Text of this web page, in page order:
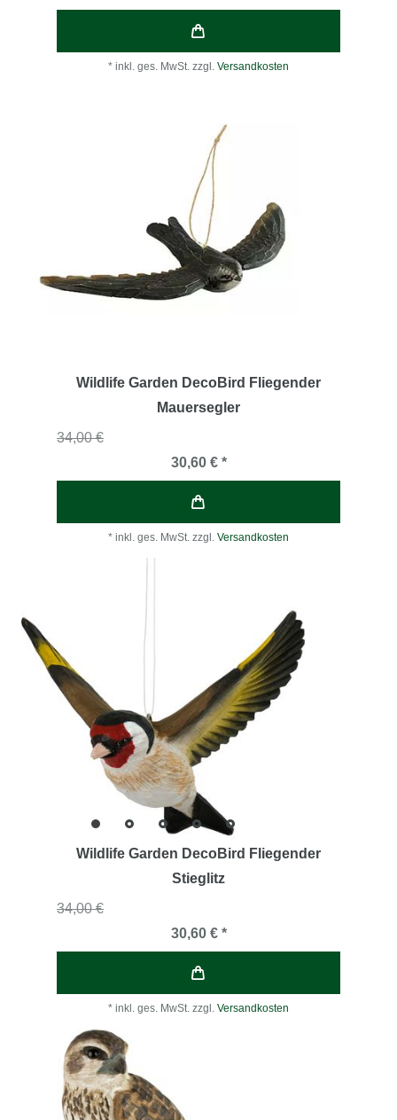
* inkl. ges. MwSt. zzgl. Versandkosten
Wildlife Garden DecoBird Fliegender
Mauersegler
34,00 €
30,60 € *
* inkl. ges. MwSt. zzgl. Versandkosten
Wildlife Garden DecoBird Fliegender
Stieglitz
34,00 €
30,60 € *
* inkl. ges. MwSt. zzgl. Versandkosten